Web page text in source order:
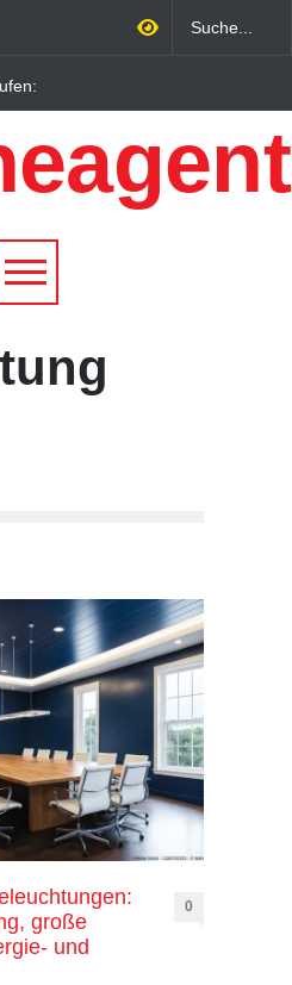
erklärt
Wirtschaftsfaktor: Wie
Qualitätstourismus
profitieren
große
und
0